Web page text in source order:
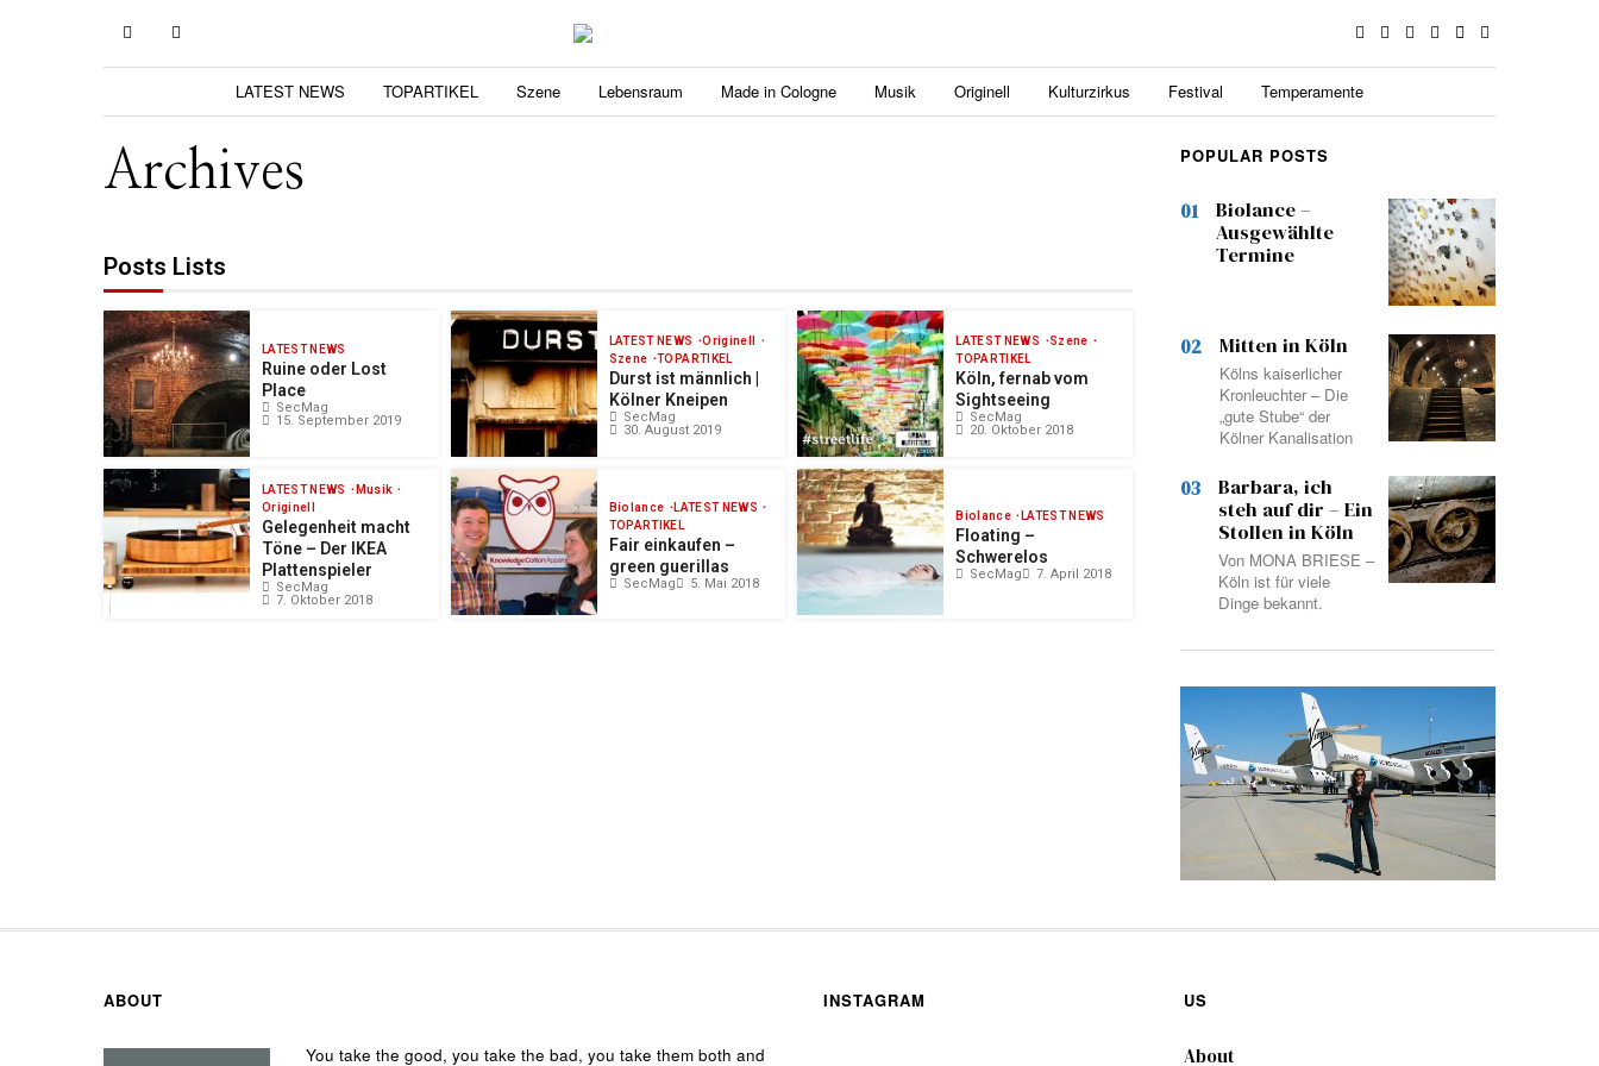
LATEST NEWS TOPARTIKEL Szene Lebensraum Made in Cologne Musik Originell Kulturzirkus Festival Temperamente
Archives
Posts Lists
LATEST NEWS
Ruine oder Lost
Place
SecMag
15. September 2019
LATEST NEWS
Originell
Szene
TOPARTIKEL
Durst ist männlich |
Kölner Kneipen
SecMag
30. August 2019
LATEST NEWS
Szene
TOPARTIKEL
Köln, fernab vom
Sightseeing
SecMag
20. Oktober 2018
LATEST NEWS
Musik
Originell
Gelegenheit macht
Töne – Der IKEA
Plattenspieler
SecMag
7. Oktober 2018
Biolance
LATEST NEWS
TOPARTIKEL
Fair einkaufen –
green guerillas
SecMag 5. Mai 2018
Biolance LATEST NEWS
Floating –
Schwerelos
SecMag 7. April 2018
POPULAR POSTS
01
Biolance –
Ausgewählte
Termine
02 Mitten in Köln
Kölns kaiserlicher
Kronleuchter – Die
„gute Stube“ der
Kölner Kanalisation
03
Barbara, ich
steh auf dir – Ein
Stollen in Köln
Von MONA BRIESE –
Köln ist für viele
Dinge bekannt.
ABOUT
You take the good, you take the bad, you take them both and
INSTAGRAM US
About